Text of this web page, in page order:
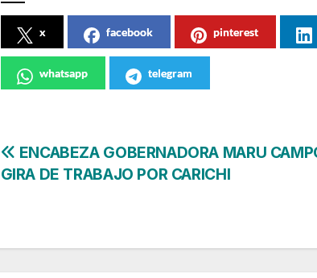
x facebook pinterest
whatsapp telegram
Navegación
ENCABEZA GOBERNADORA MARU
GIRA DE TRABAJO POR CARICHI